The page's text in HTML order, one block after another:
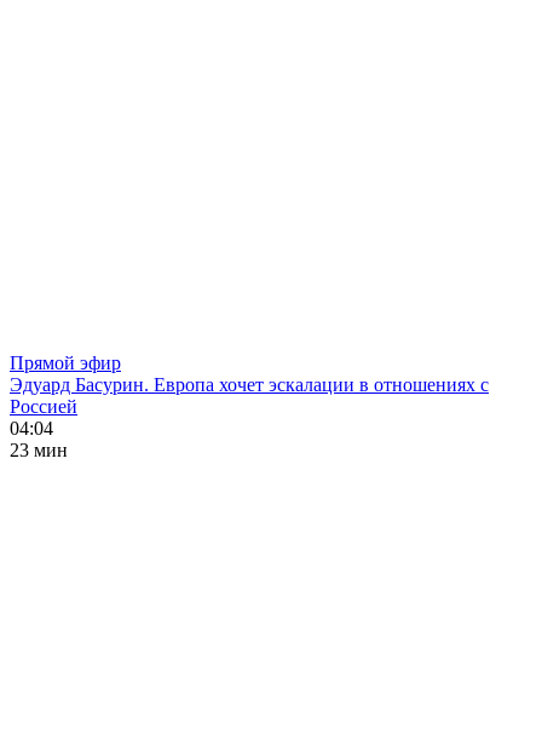
Прямой эфир
Эдуард Басурин. Европа хочет эскалации в отношениях с
Россией
04:04
23 мин